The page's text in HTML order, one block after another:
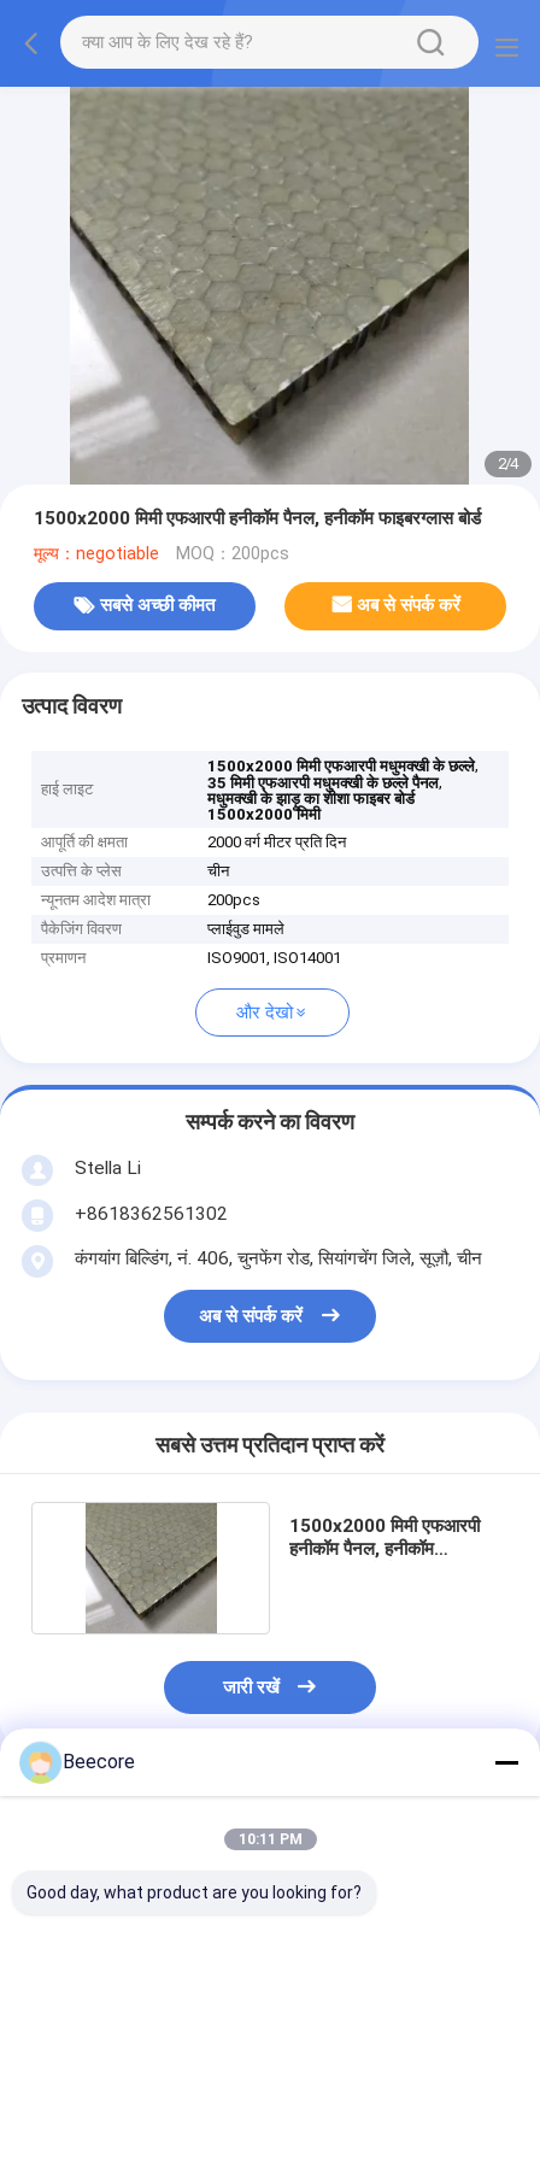
2/4
1500x2000 मिमी एफआरपी हनीकॉम पैनल, हनीकॉम फाइबरग्लास बोर्ड
मूल्य：negotiable MOQ：200pcs
सबसे अच्छी कीमत अब से संपर्क करें
उत्पाद विवरण
हाई लाइट
1500x2000 मिमी एफआरपी मधुमक्खी के छल्ले,
35 मिमी एफआरपी मधुमक्खी के छल्ले पैनल,
मधुमक्खी के झाड़ू का शीशा फाइबर बोर्ड
1500x2000 मिमी
आपूर्ति की क्षमता
2000 वर्ग मीटर प्रति दिन
उत्पत्ति के प्लेस
चीन
न्यूनतम आदेश मात्रा
200pcs
पैकेजिंग विवरण
प्लाईवुड मामले
प्रमाणन
ISO9001, ISO14001
और देखो
सम्पर्क करने का विवरण
Stella Li
+8618362561302
कंगयांग बिल्डिंग, नं. 406, चुनफेंग रोड, सियांगचेंग जिले, सूज़ौ, चीन
अब से संपर्क करें
सबसे उत्तम प्रतिदान प्राप्त करें
1500x2000 मिमी एफआरपी
हनीकॉम पैनल, हनीकॉम
जारी रखें
अनुशंसित उत्पाद
Beecore
10:11 PM
Good day, what product are you looking for?